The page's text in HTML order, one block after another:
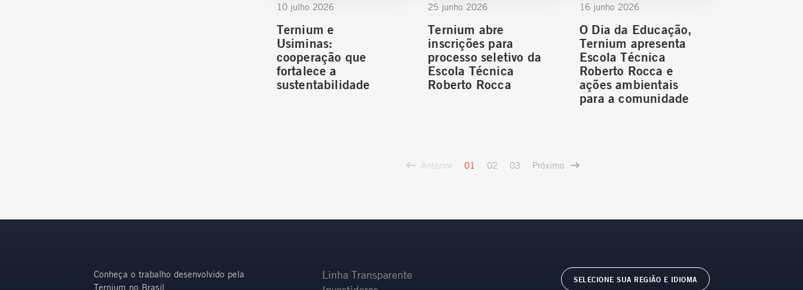
10 julho 2026
Ternium e
Usiminas:
cooperação que
fortalece a
sustentabilidade
25 junho 2026
Ternium abre
inscrições para
processo seletivo da
Escola Técnica
Roberto Rocca
16 junho 2026
O Dia da Educação,
Ternium apresenta
Escola Técnica
Roberto Rocca e
ações ambientais
para a comunidade
Anterior 01 02 03 Próximo
Conheça o trabalho desenvolvido pela
Ternium no Brasil
Linha Transparente
SELECIONE SUA REGIÃO E IDIOMA